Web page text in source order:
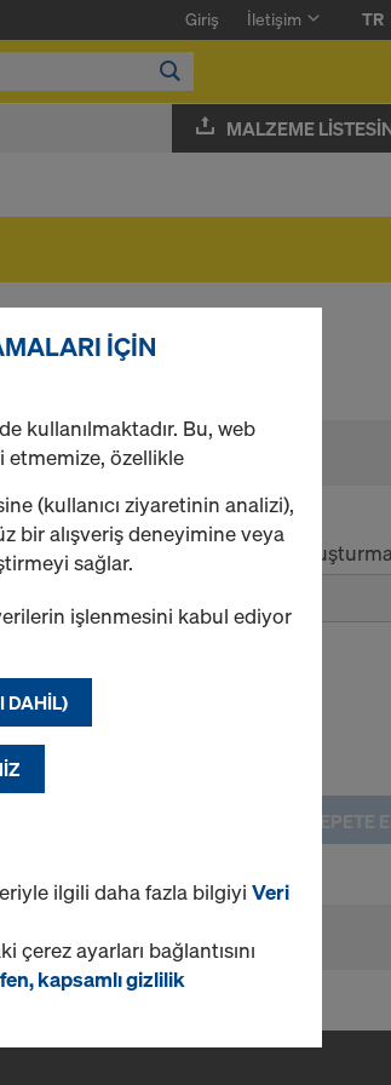
Giriş İletişim
TR
MALZEME
çok görüntülenen
dikmesi XP
veya yapıda güvenlik bariyerleri
SEPETE
En çok görüntülenen
IÇIN
kullanılmaktadır. Bu, web
etmemize, özellikle
(kullanıcı ziyaretinin analizi),
bir alışveriş deneyimine veya
sağlar.
işlenmesini kabul ediyor
DAHIL)
ilgili daha fazla bilgiyi Veri
çerez ayarları bağlantısını
kapsamlı gizlilik